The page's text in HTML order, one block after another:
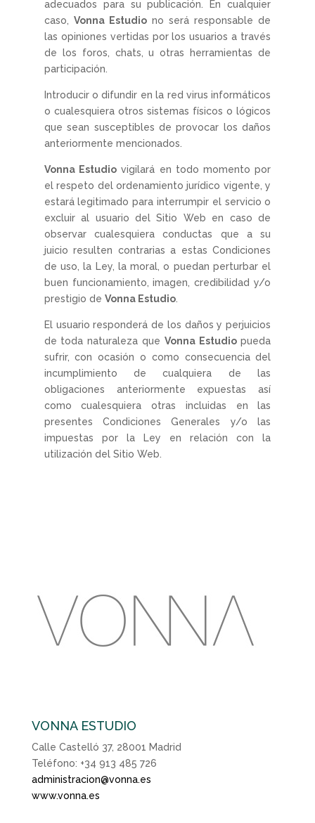
adecuados para su publicación. En cualquier
caso, Vonna Estudiono será responsable de
las opiniones vertidas por los usuarios a través
de los foros, chats, u otras herramientas de
participación.
Introducir o difundir en la red virus informáticos
o cualesquiera otros sistemas físicos o lógicos
que sean susceptibles de provocar los daños
anteriormente mencionados.
Vonna Estudiovigilará en todo momento por
el respeto del ordenamiento jurídico vigente, y
estará legitimado para interrumpir el servicio o
excluir al usuario del Sitio Web en caso de
observar cualesquiera conductas que a su
juicio resulten contrarias a estas Condiciones
de uso, la Ley, la moral, o puedan perturbar el
buen funcionamiento, imagen, credibilidad y/o
prestigio de Vonna Estudio.
El usuario responderá de los daños y perjuicios
de toda naturaleza que Vonna Estudiopueda
sufrir, con ocasión o como consecuencia del
incumplimiento de cualquiera de las
obligaciones anteriormente expuestas así
como cualesquiera otras incluidas en las
presentes Condiciones Generales y/o las
impuestas por la Ley en relación con la
utilización del Sitio Web.
VONNA ESTUDIO
Calle Castelló 37, 28001 Madrid
Teléfono: +34 913 485 726
administracion@vonna.es
www.vonna.es